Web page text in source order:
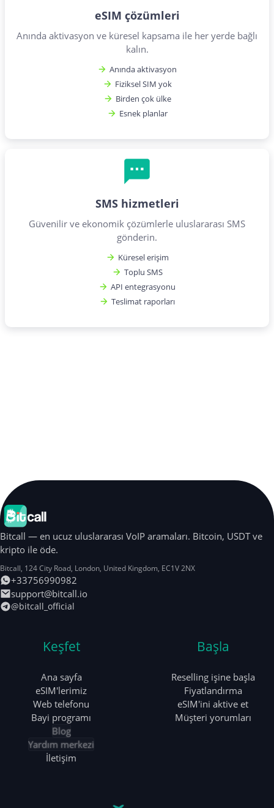
eSIM çözümleri
Anında aktivasyon ve küresel kapsama ile her yerde bağlı
kalın.
Anında aktivasyon
Fiziksel SIM yok
Birden çok ülke
Esnek planlar
SMS hizmetleri
Güvenilir ve ekonomik çözümlerle uluslararası SMS
gönderin.
Küresel erişim
Toplu SMS
API entegrasyonu
Teslimat raporları
Bitcall — en ucuz uluslararası VoIP aramaları. Bitcoin, USDT ve
kripto ile öde.
Bitcall, 124 City Road, London, United Kingdom, EC1V 2NX
+33756990982
support@bitcall.io
@bitcall_official
Keşfet
Ana sayfa
eSIM'lerimiz
Web telefonu
Bayi programı
Blog
Yardım merkezi
İletişim
Başla
Reselling işine başla
Fiyatlandırma
eSIM'ini aktive et
Müşteri yorumları